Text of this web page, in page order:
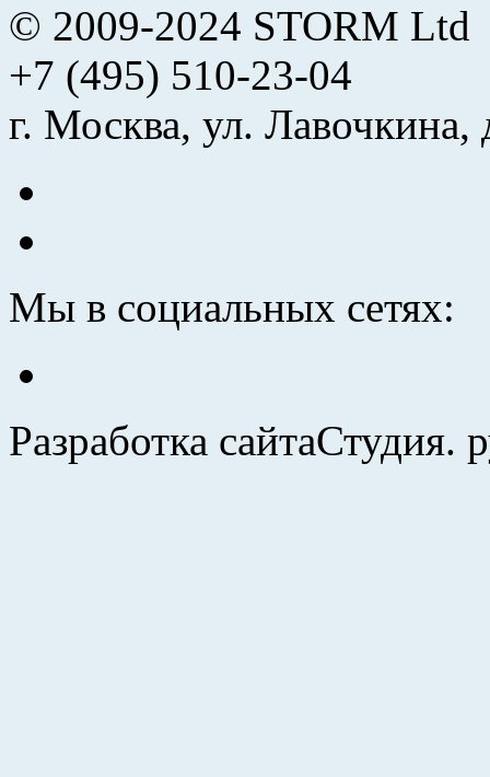
© 2009-2024 STORM Ltd
+7 (495) 510-23-04
г. Москва, ул.
Мы в социальных сетях:
Разработка сайтаСтудия.